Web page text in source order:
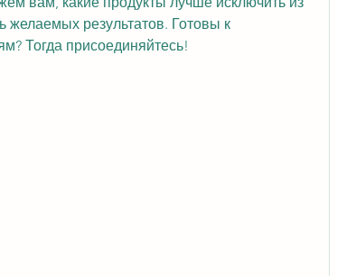
желаемых результатов. Готовы к
Тогда присоединяйтесь!